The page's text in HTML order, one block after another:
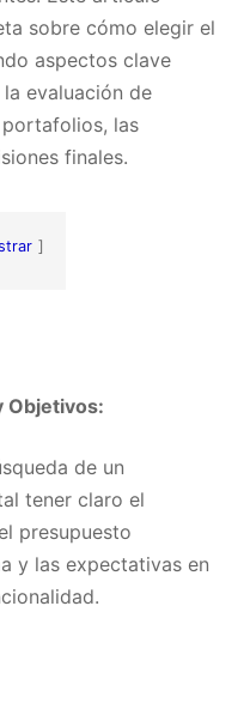
sobre cómo elegir el
aspectos clave
evaluación de
las
finales.
Objetivos:
de un
tener claro el
presupuesto
y las expectativas en